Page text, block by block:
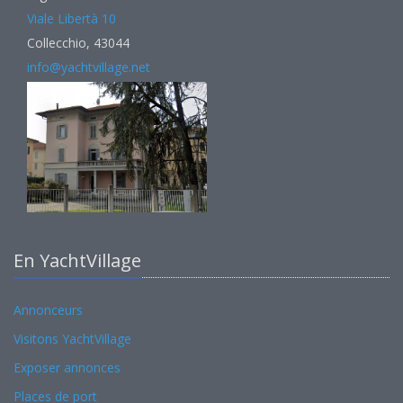
Viale Libertà 10
Collecchio, 43044
info@yachtvillage.net
En YachtVillage
Annonceurs
Visitons YachtVillage
Exposer annonces
Places de port